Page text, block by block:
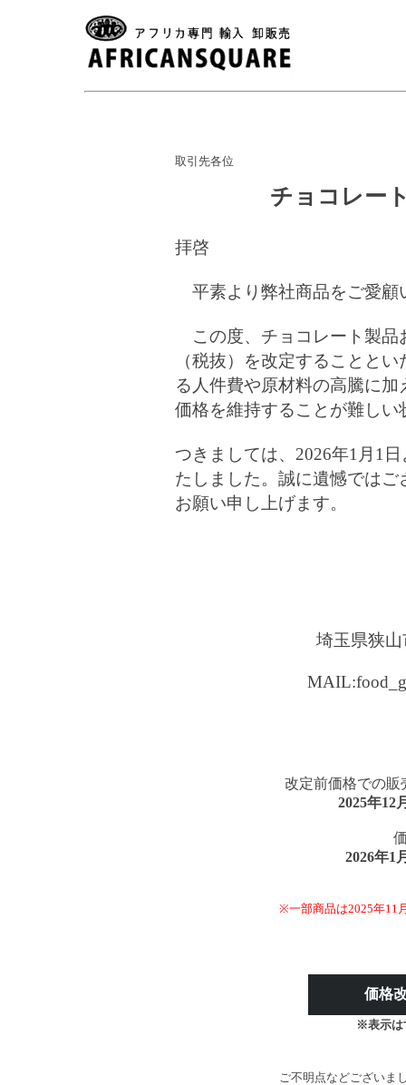
取引先各位
チョコレー
拝啓
平素より弊社商品をご愛顧
この度、チョコレート製品
（税抜）を改定することと
る人件費や原材料の高騰に
価格を維持することが難しい
つきましては、2026年1月1
たしました。誠に遺憾では
お願い申し上げます。
埼玉県狭
改定前価格での販
2025年12
2026年1
※一部商品は2025年11
価格
※表示は
ご不明点などございま